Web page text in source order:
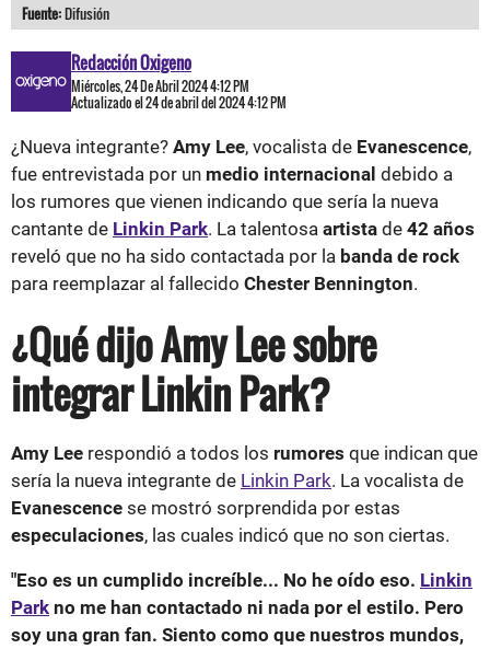
Fuente:Difusión
Redacción Oxigeno
Miércoles, 24 De Abril 2024 4:12 PM
Actualizado el 24 de abril del 2024 4:12 PM
¿Nueva integrante? Amy Lee, vocalista de Evanescence,
fue entrevistada por un medio internacional debido a
los rumores que vienen indicando que sería la nueva
cantante de Linkin Park. La talentosa artista de 42 años
reveló que no ha sido contactada por la banda de rock
para reemplazar al fallecido Chester Bennington.
¿Qué dijo Amy Lee sobre
integrar Linkin Park?
Amy Lee respondió a todos los rumores que indican que
sería la nueva integrante de Linkin Park. La vocalista de
Evanescence se mostró sorprendida por estas
especulaciones, las cuales indicó que no son ciertas.
"Eso es un cumplido increíble... No he oído eso. Linkin
Park no me han contactado ni nada por el estilo. Pero
soy una gran fan. Siento como que nuestros mundos,